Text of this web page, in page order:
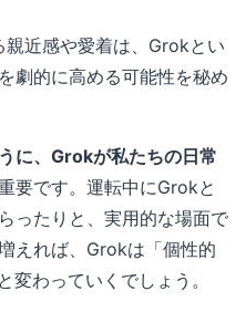
近感や愛着は、Grokとい
劇的に高める可能性を秘め
に、Grokが私たちの日常
要です。運転中にGrokと
ったりと、実用的な場面で
えれば、Grokは「個性的
変わっていくでしょう。